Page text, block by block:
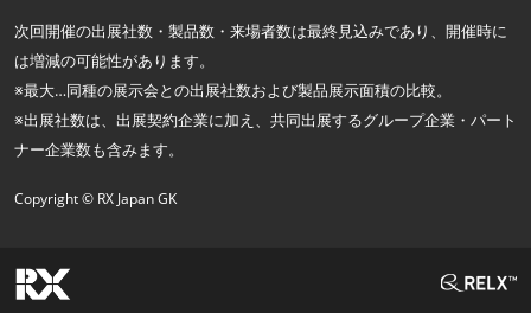
次回開催の出展社数・製品数・来場者数は最終見込みであり、開催時に
は増減の可能性があります。
※最大…同種の展示会との出展社数および製品展示面積の比較。
※出展社数は、出展契約企業に加え、共同出展するグループ企業・パート
ナー企業数も含みます。
Copyright © RX Japan GK